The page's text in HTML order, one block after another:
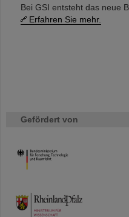
Bei GSI entsteht das neue
Erfahren Sie mehr.
Gefördert von
HMWK
TMWWDG